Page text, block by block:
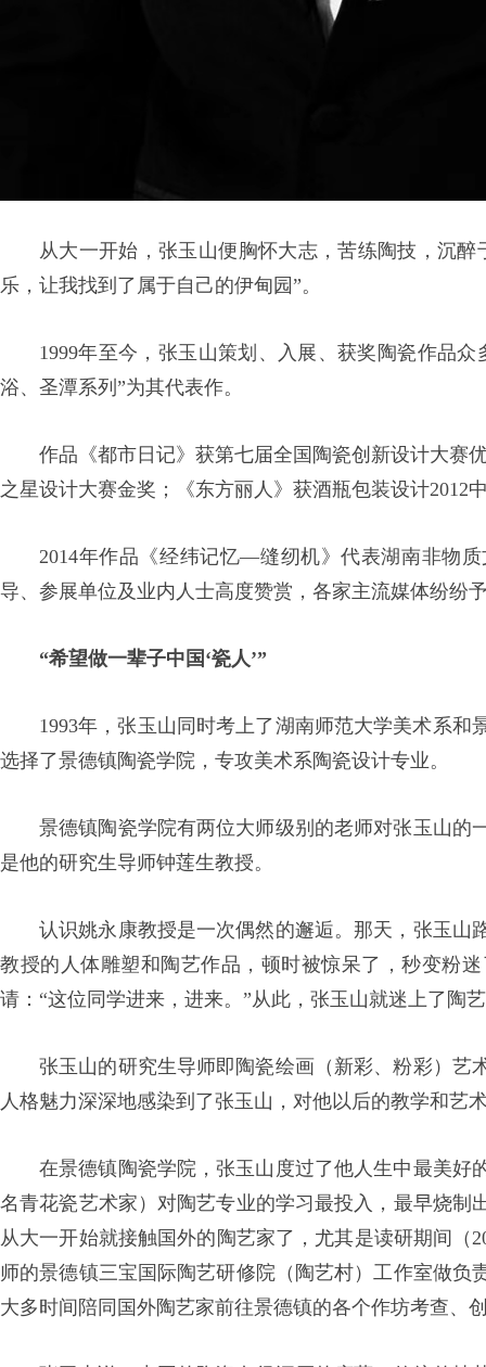
从大一开始，张玉山便胸怀大志，苦练陶技，沉
乐，让我找到了属于自己的伊甸园”。
1999年至今，张玉山策划、入展、获奖陶瓷作品
浴、圣潭系列”为其代表作。
作品《都市日记》获第七届全国陶瓷创新设计大赛
之星设计大赛金奖；《东方丽人》获酒瓶包装设计2012
2014年作品《经纬记忆—缝纫机》代表湖南非物
导、参展单位及业内人士高度赞赏，各家主流媒体纷纷
“希望做一辈子中国‘瓷人’”
1993年，张玉山同时考上了湖南师范大学美术系
选择了景德镇陶瓷学院，专攻美术系陶瓷设计专业。
景德镇陶瓷学院有两位大师级别的老师对张玉山的
是他的研究生导师钟莲生教授。
认识姚永康教授是一次偶然的邂逅。那天，张玉山
教授的人体雕塑和陶艺作品，顿时被惊呆了，秒变粉
请：“这位同学进来，进来。”从此，张玉山就迷上了陶
张玉山的研究生导师即陶瓷绘画（新彩、粉彩）艺
人格魅力深深地感染到了张玉山，对他以后的教学和艺
在景德镇陶瓷学院，张玉山度过了他人生中最美好
名青花瓷艺术家）对陶艺专业的学习最投入，最早烧
从大一开始就接触国外的陶艺家了，尤其是读研期间
师的景德镇三宝国际陶艺研修院（陶艺村）工作室做
大多时间陪同国外陶艺家前往景德镇的各个作坊考查、